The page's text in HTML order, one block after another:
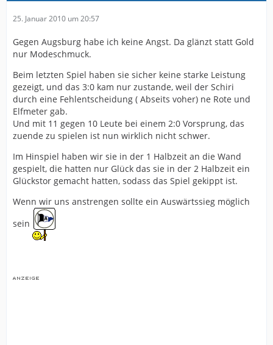
25. Januar 2010 um 20:57
Gegen Augsburg habe ich keine Angst. Da glänzt statt Gold
nur Modeschmuck.
Beim letzten Spiel haben sie sicher keine starke Leistung
gezeigt, und das 3:0 kam nur zustande, weil der Schiri
durch eine Fehlentscheidung ( Abseits voher) ne Rote und
Elfmeter gab.
Und mit 11 gegen 10 Leute bei einem 2:0 Vorsprung, das
zuende zu spielen ist nun wirklich nicht schwer.
Im Hinspiel haben wir sie in der 1 Halbzeit an die Wand
gespielt, die hatten nur Glück das sie in der 2 Halbzeit ein
Glückstor gemacht hatten, sodass das Spiel gekippt ist.
Wenn wir uns anstrengen sollte ein Auswärtssieg möglich
sein